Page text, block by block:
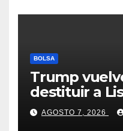
BOLSA
Trump
destituir a
acusaciones
hipotecario
AGOSTO 7, 2026